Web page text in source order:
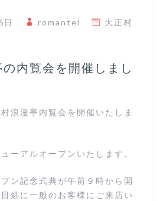
romantei
大正村
内覧会を開催しまし
浪漫亭内覧会を開催いたしま
ーアルオープンいたします。
ン記念式典が午前９時から開
処に一般のお客様にご来店い